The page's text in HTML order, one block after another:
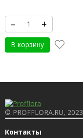
– +
В корзину
© PROFFLORA.RU, 2023
Контакты